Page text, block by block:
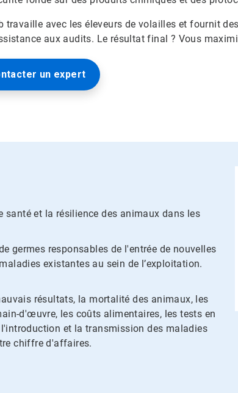
travaille avec les éleveurs de volailles et fournit
aux audits. Le résultat final ? Vous
un expert
santé et la résilience des animaux dans les
germes responsables de l'entrée de nouvelles
existantes au sein de l’exploitation.
résultats, la mortalité des animaux, les
d'œuvre, les coûts alimentaires, les tests en
et la transmission des maladies
chiffre d'affaires.